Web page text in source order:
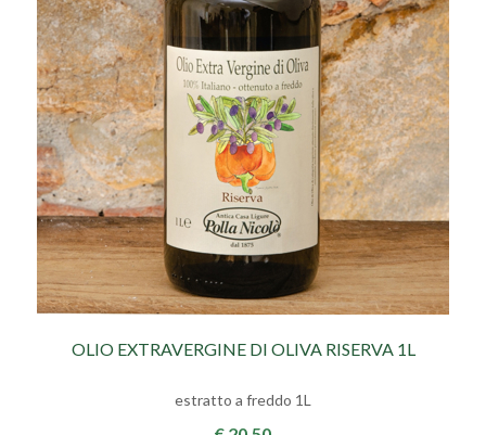
OLIO EXTRAVERGINE DI OLIVA RISERVA 1L
estratto a freddo 1L